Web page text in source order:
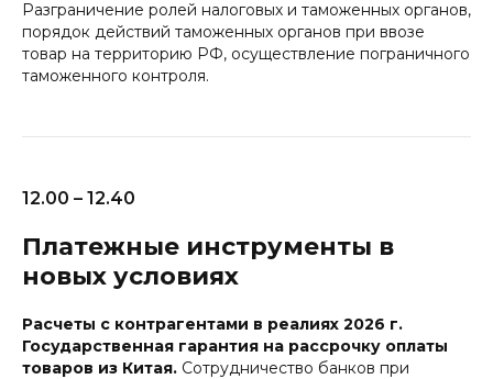
Разграничение ролей налоговых и таможенных органов,
порядок действий таможенных органов при ввозе
товар на территорию РФ, осуществление пограничного
таможенного контроля.
12.00 – 12.40
Платежные инструменты в
новых условиях
Расчеты с контрагентами в реалиях 2026 г.
Государственная гарантия на рассрочку оплаты
товаров из Китая. Сотрудничество банков при